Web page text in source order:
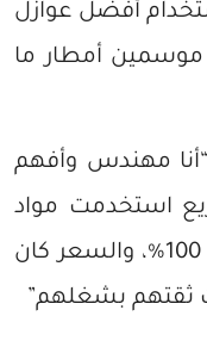
أفضل عوازل
موسمين أمطار ما
مهندس وأفهم
استخدمت مواد
أصلية وطبقت بطريقة صحيحة 100%، والسعر كان
ثقتهم بشغلهم”